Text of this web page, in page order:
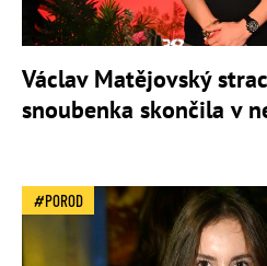
Václav Matějovský
snoubenka skončila v
POROD